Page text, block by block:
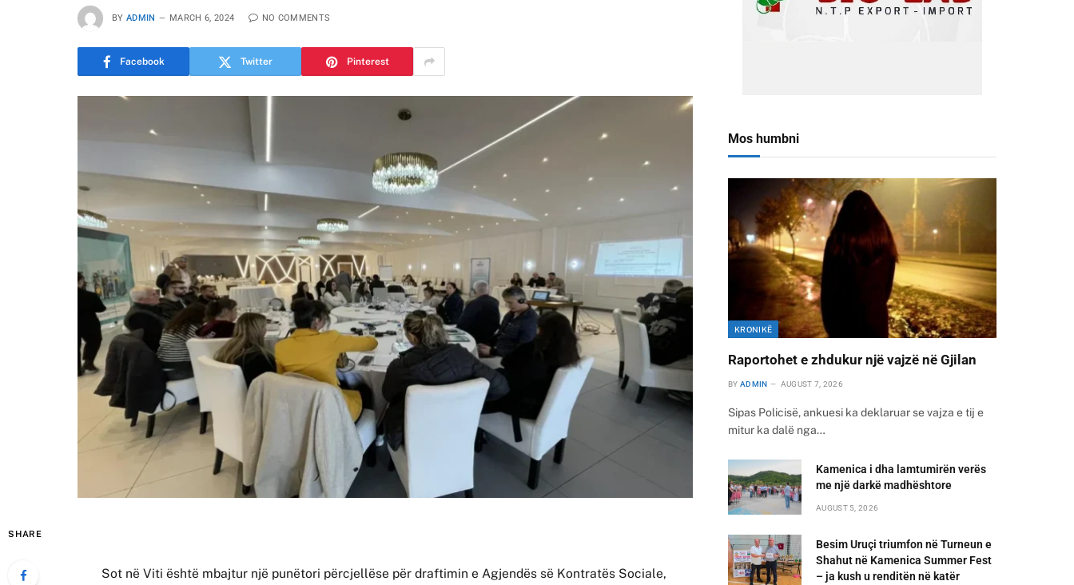
BY ADMIN MARCH 6, 2024 NO COMMENTS
Facebook Twitter Pinterest
SHARE
Sot në Viti është mbajtur një punëtori përcjellëse për draftimin e Agjendës së Kontratës Sociale,
Mos humbni
KRONIKË
Raportohet e zhdukur një vajzë në Gjilan
BY ADMIN AUGUST 7, 2026
Sipas Policisë, ankuesi ka deklaruar se vajza e tij e
mitur ka dalë nga…
Kamenica i dha lamtumirën verës
me një darkë madhështore
AUGUST 5, 2026
Besim Uruçi triumfon në Turneun e
Shahut në Kamenica Summer Fest
– ja kush u renditën në katër